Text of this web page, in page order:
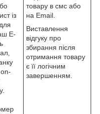
із
E-
товару в смс або
на Email.
Виставлення
відгуку про
збирання після
отримання товару
є її логічним
завершенням.